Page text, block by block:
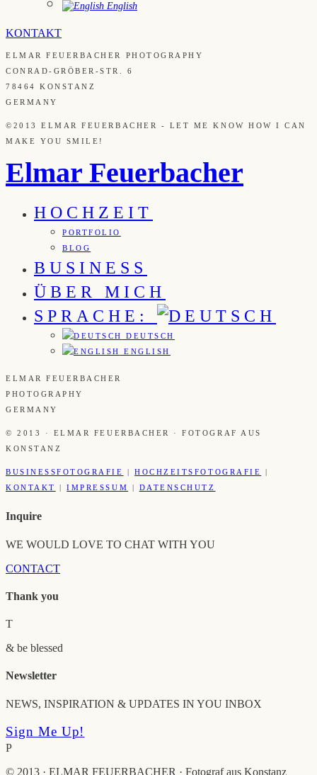
English
KONTAKT
ELMAR FEUERBACHER PHOTOGRAPHY
CONRAD-GRÖBER-STR. 6
78464 KONSTANZ
GERMANY
©2013 ELMAR FEUERBACHER - LET ME KNOW HOW I CAN
MAKE YOU SMILE!
Elmar Feuerbacher
HOCHZEIT
PORTFOLIO
BLOG
BUSINESS
ÜBER MICH
SPRACHE:
DEUTSCH
ENGLISH
ELMAR FEUERBACHER
PHOTOGRAPHY
GERMANY
© 2013 · ELMAR FEUERBACHER · FOTOGRAF AUS
KONSTANZ
BUSINESSFOTOGRAFIE |HOCHZEITSFOTOGRAFIE
|
KONTAKT
|IMPRESSUM | DATENSCHUTZ
Inquire
WE WOULD LOVE TO CHAT WITH YOU
CONTACT
Thank you
T
& be blessed
Newsletter
NEWS, INSPIRATION & UPDATES IN YOU INBOX
Sign Me Up!
P
© 2013 · ELMAR FEUERBACHER · Fotograf aus Konstanz